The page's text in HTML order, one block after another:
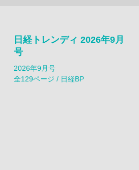
日経トレンディ 2026年9月
号
2026年9月号
全129ページ / 日経BP